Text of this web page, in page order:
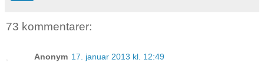
73 kommentarer:
Anonym 17. januar 2013 kl. 12:49